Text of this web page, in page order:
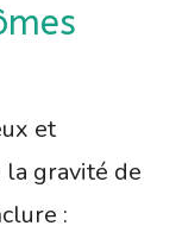
et
gravité de
: